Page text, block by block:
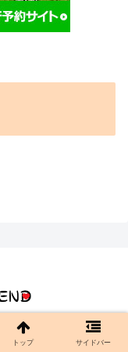
END.
トップ サイドバー